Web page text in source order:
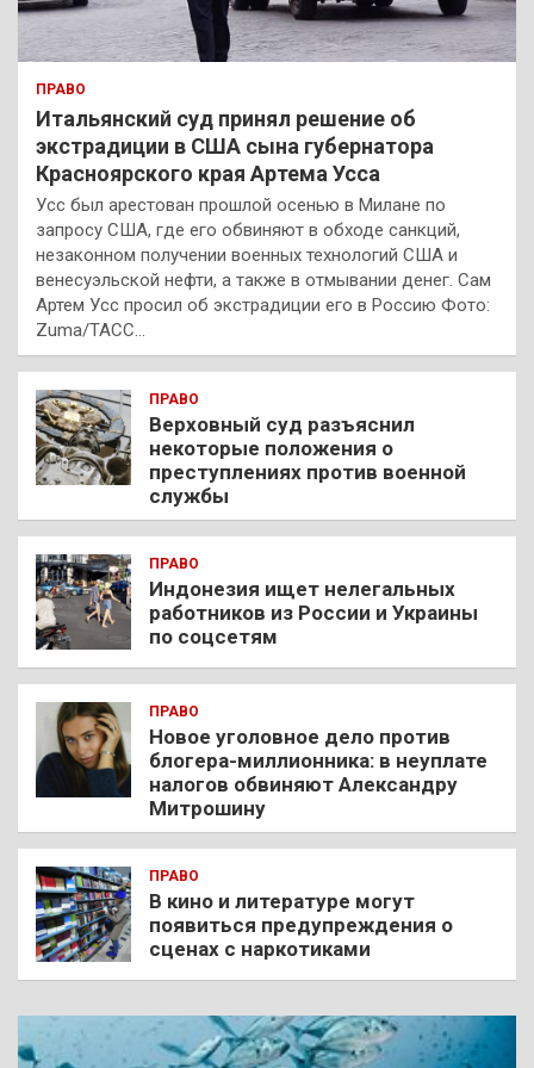
ПРАВО
Итальянский суд принял решение об
экстрадиции в США сына губернатора
Красноярского края Артема Усса
Усс был арестован прошлой осенью в Милане по
запросу США, где его обвиняют в обходе санкций,
незаконном получении военных технологий США и
венесуэльской нефти, а также в отмывании денег. Сам
Артем Усс просил об экстрадиции его в Россию Фото:
Zuma/ТАСС…
ПРАВО
Верховный суд разъяснил
некоторые положения о
преступлениях против военной
службы
ПРАВО
Индонезия ищет нелегальных
работников из России и Украины
по соцсетям
ПРАВО
Новое уголовное дело против
блогера-миллионника: в неуплате
налогов обвиняют Александру
Митрошину
ПРАВО
В кино и литературе могут
появиться предупреждения о
сценах с наркотиками